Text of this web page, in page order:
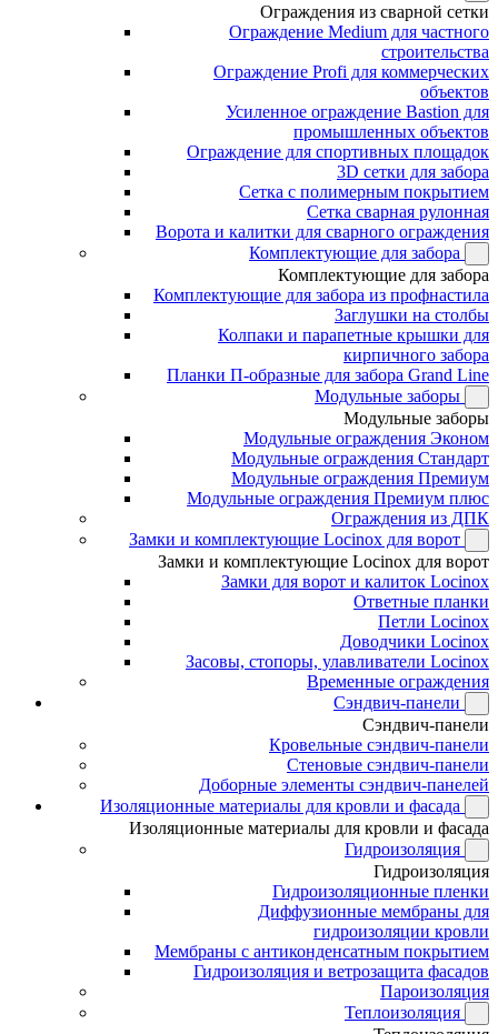
Ограждения из сварной сетки
Ограждение Medium для частного
строительства
Ограждение Profi для коммерческих
объектов
Усиленное ограждение Bastion для
промышленных объектов
Ограждение для спортивных площадок
3D сетки для забора
Сетка с полимерным покрытием
Сетка сварная рулонная
Ворота и калитки для сварного ограждения
Комплектующие для забора
Комплектующие для забора
Комплектующие для забора из профнастила
Заглушки на столбы
Колпаки и парапетные крышки для
кирпичного забора
Планки П-образные для забора Grand Line
Модульные заборы
Модульные заборы
Модульные ограждения Эконом
Модульные ограждения Стандарт
Модульные ограждения Премиум
Модульные ограждения Премиум плюс
Ограждения из ДПК
Замки и комплектующие Locinox для ворот
Замки и комплектующие Locinox для ворот
Замки для ворот и калиток Locinox
Ответные планки
Петли Locinox
Доводчики Locinox
Засовы, стопоры, улавливатели Locinox
Временные ограждения
Сэндвич-панели
Сэндвич-панели
Кровельные сэндвич-панели
Стеновые сэндвич-панели
Доборные элементы сэндвич-панелей
Изоляционные материалы для кровли и фасада
Изоляционные материалы для кровли и фасада
Гидроизоляция
Гидроизоляция
Гидроизоляционные пленки
Диффузионные мембраны для
гидроизоляции кровли
Мембраны с антиконденсатным покрытием
Гидроизоляция и ветрозащита фасадов
Пароизоляция
Теплоизоляция